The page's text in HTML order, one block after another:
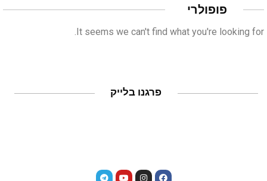
פופולרי
It seems we can't find what you're looking for.
פרגנו בלייק